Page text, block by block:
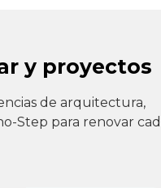
y proyectos
de arquitectura,
Step para renovar